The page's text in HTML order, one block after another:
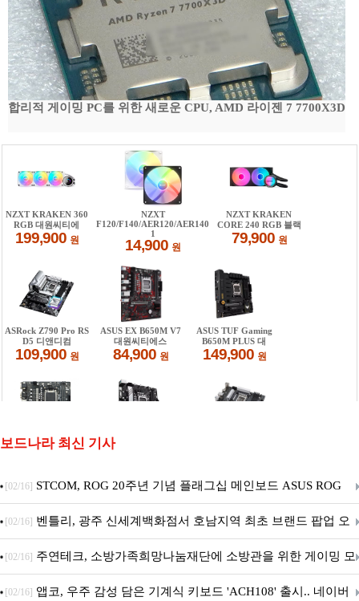
합리적 게이밍 PC를 위한 새로운 CPU, AMD 라이젠 7 7700X3D
보드나라 최신 기사
[02/16] STCOM, ROG 20주년 기념 플래그십 메인보드 ASUS ROG
Crosshair X870E EDITION 20 국내 출시 예정
[02/16] 벤틀리, 광주 신세계백화점서 호남지역 최초 브랜드 팝업 오
픈
[02/16] 주연테크, 소방가족희망나눔재단에 소방관을 위한 게이밍 모
니터·스마트 펫 침대 기부
[02/16] 앱코, 우주 감성 담은 기계식 키보드 'ACH108' 출시.. 네이버